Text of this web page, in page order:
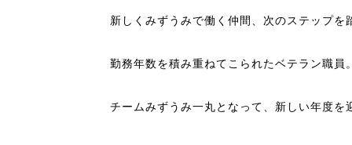
新しくみずうみで働く仲間、次のステップを
勤務年数を積み重ねてこられたベテラン職員。
チームみずうみ一丸となって、新しい年度を